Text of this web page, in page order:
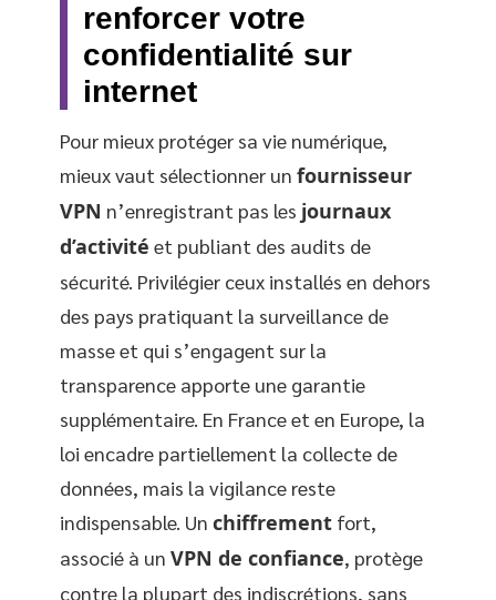
renforcer votre
confidentialité sur
internet
Pour mieux protéger sa vie numérique,
mieux vaut sélectionner un fournisseur
VPN n’enregistrant pas les journaux
d’activité et publiant des audits de
sécurité. Privilégier ceux installés en dehors
des pays pratiquant la surveillance de
masse et qui s’engagent sur la
transparence apporte une garantie
supplémentaire. En France et en Europe, la
loi encadre partiellement la collecte de
données, mais la vigilance reste
indispensable. Un chiffrement fort,
associé à un VPN de confiance, protège
contre la plupart des indiscrétions, sans